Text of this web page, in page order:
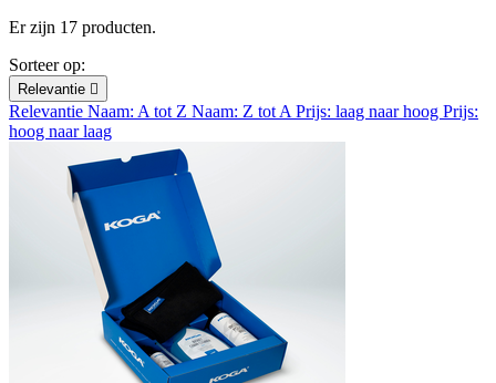
Er zijn 17 producten.
Sorteer op:
Relevantie 
Relevantie Naam: A tot Z Naam: Z tot A Prijs: laag naar hoog Prijs:
hoog naar laag